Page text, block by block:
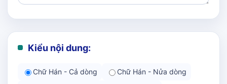
Kiểu nội dung:
Chữ Hán - Cả dòng
Chữ Hán - Nửa dòng